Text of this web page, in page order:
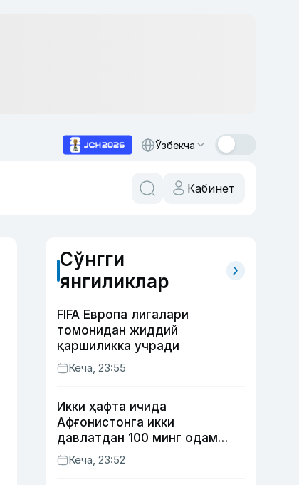
Ўзбекча
Кабинет
Сўнгги
янгиликлар
FIFA Европа лигалари
томонидан жиддий
қаршиликка учради
Кеча, 23:55
Икки ҳафта ичида
Афғонистонга икки
давлатдан 100 минг одам
қайтиб келди
Кеча, 23:52